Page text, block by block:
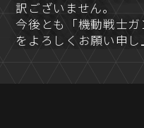
訳ございません。
今後とも「機動戦士ガ
をよろしくお願い申し